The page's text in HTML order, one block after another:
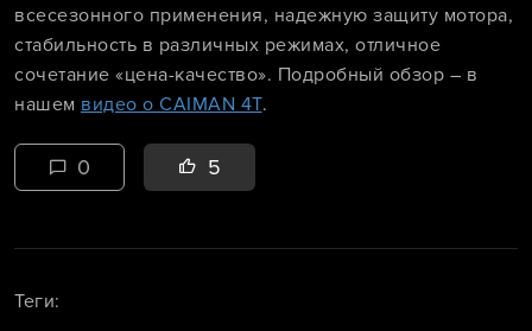
всесезонного применения, надежную защиту мотора,
стабильность в различных режимах, отличное
сочетание «цена-качество». Подробный обзор – в
нашем видео о CAIMAN 4T.
0 5
Теги: